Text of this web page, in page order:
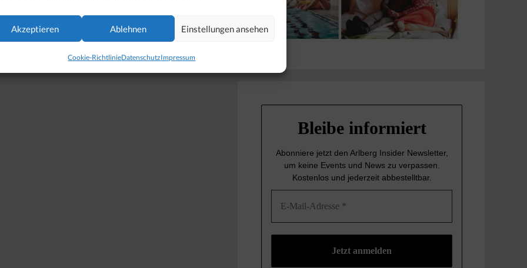
Akzeptieren Ablehnen Einstellungen ansehen
Cookie-RichtlinieDatenschutzImpressum
Bleibe informiert
Abonniere jetzt den Arlberg Insider Newsletter,
um keine Events und Newszu verpassen.
Kostenlos und jederzeit abbestelltbar.